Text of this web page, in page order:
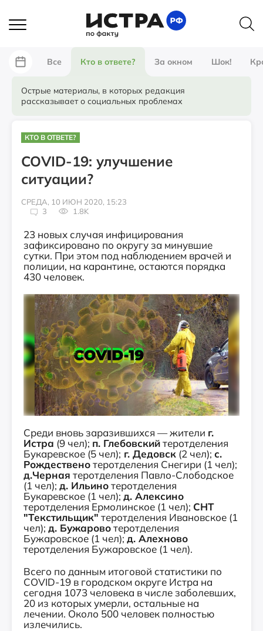
Все Кто в ответе? За окном Шок!
Острые материалы, в которых редакция
рассказывает о социальных проблемах
КТО В ОТВЕТЕ?
COVID-19: улучшение
ситуации?
СРЕДА, 10 ИЮН 2020, 15:23
3
1.8K
23 новых случая инфицирования
зафиксировано по округу за минувшие
сутки. При этом под наблюдением врачей и
полиции, на карантине, остаются порядка
430 человек.
Среди вновь заразившихся — жители г.
Истра (9 чел); п. Глебовскийтеротделения
Букаревское (5 чел); г. Дедовск (2 чел); с.
Рождественотеротделения Снегири (1 чел);
д.Черная теротделения Павло-Слободское
(1 чел); д. Ильинотеротделения
Букаревское (1 чел); д. Алексино
теротделения Ермолинское (1 чел); СНТ
"Текстильщик" теротделения Ивановское (1
чел); д. Бужаровотеротделения
Бужаровское (1 чел); д. Алехново
теротделения Бужаровское (1 чел).
Всего по данным итоговой статистики по
COVID-19 в городском округе Истра на
сегодня 1073 человека в числе заболевших,
20 из которых умерли, остальные на
лечении. Около 500 человек полностью
излечились.